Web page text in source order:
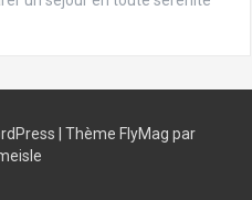
Thème FlyMag par